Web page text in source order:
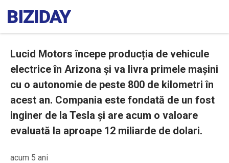
Lucid Motors începe producția de vehicule
electrice în Arizona și va livra primele mașini
cu o autonomie de peste 800 de kilometri în
acest an. Compania este fondată de un fost
inginer de la Tesla și are acum o valoare
evaluată la aproape 12 miliarde de dolari.
acum 5 ani